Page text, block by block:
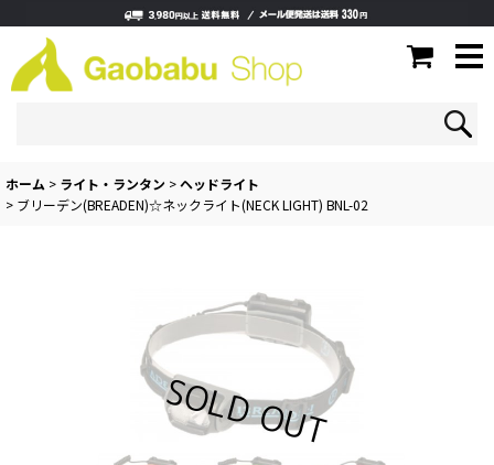
ホーム > ライト・ランタン >ヘッドライト
> ブリーデン(BREADEN)☆ネックライト(NECK LIGHT) BNL-02